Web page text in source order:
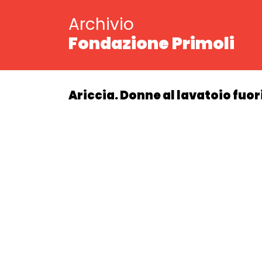
Archivio
Fondazione Primoli
Ariccia. Donne al lavatoio